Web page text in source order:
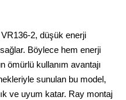
2, düşük enerji
Böylece hem enerji
ömürlü kullanım avantajı
sunulan bu model,
ve uyum katar. Ray montaj